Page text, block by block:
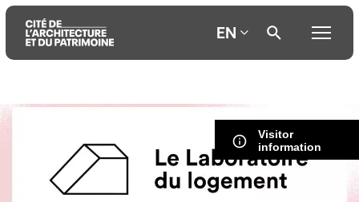
Aller
Aller
Aller
EN
Visitor
information